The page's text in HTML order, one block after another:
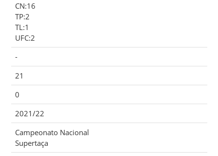
CN:16
TP:2
TL:1
UFC:2
-
21
0
2021/22
Campeonato Nacional
Supertaça